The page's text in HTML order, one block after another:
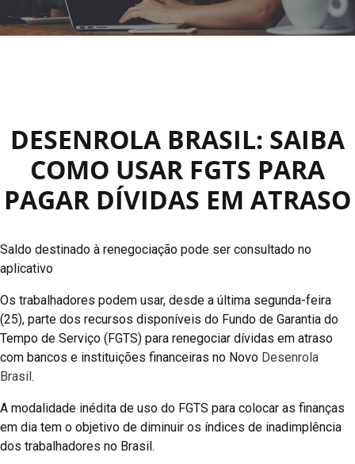
DESENROLA BRASIL: SAIBA
COMO USAR FGTS PARA
PAGAR DÍVIDAS EM ATRASO
Saldo destinado à renegociação pode ser consultado no
aplicativo
Os trabalhadores podem usar, desde a última segunda-feira
(25), parte dos recursos disponíveis do Fundo de Garantia do
Tempo de Serviço (FGTS) para renegociar dívidas em atraso
com bancos e instituições financeiras no Novo Desenrola
Brasil.
A modalidade inédita de uso do FGTS para colocar as finanças
em dia tem o objetivo de diminuir os índices de inadimplência
dos trabalhadores no Brasil.